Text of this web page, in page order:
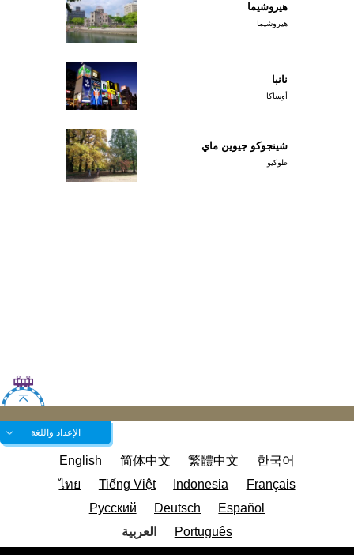
هيروشيما
هيروشيما
نانبا
أوساكا
شينجوكو جيوين ماي
طوكيو
الإعداد واللغة
English 简体中文 繁體中文
한국어
ไทย
Tiếng Việt Indonesia
Français
Русский
Deutsch
Español
Português
العربية